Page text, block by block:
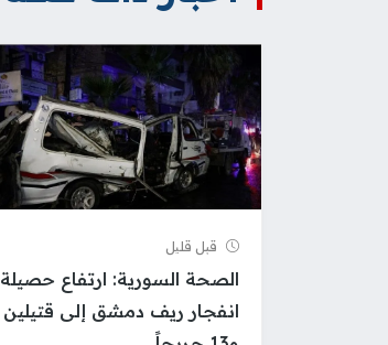
قبل قلیل
الصحة السورية: ارتفاع حصيلة
انفجار ريف دمشق إلى قتيلين